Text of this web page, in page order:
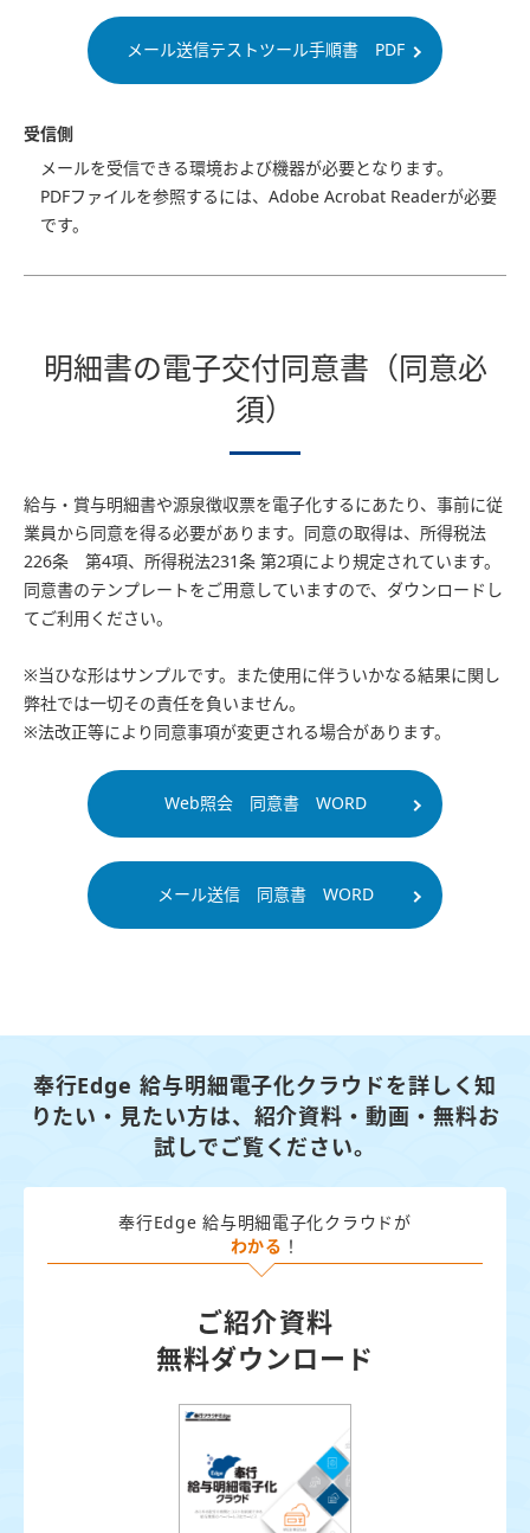
メール送信テストツール手順書 PDF
受信側
メールを受信できる環境および機器が必要となります。
PDFファイルを参照するには、Adobe Acrobat Readerが必要
です。
明細書の電子交付同意書（同意必
須）
給与・賞与明細書や源泉徴収票を電子化するにあたり、事前に従
業員から同意を得る必要があります。同意の取得は、所得税法
226条 第4項、所得税法231条 第2項により規定されています。
同意書のテンプレートをご用意していますので、ダウンロードし
てご利用ください。
※当ひな形はサンプルです。また使用に伴ういかなる結果に関し
弊社では一切その責任を負いません。
※法改正等により同意事項が変更される場合があります。
Web照会 同意書 WORD
メール送信 同意書 WORD
奉行Edge 給与明細電子化クラウドを詳しく知
りたい・見たい方は、 紹介資料・動画・無料お
試しでご覧ください。
奉行Edge 給与明細電子化クラウドが
わかる ！
ご紹介資料
無料ダウンロード